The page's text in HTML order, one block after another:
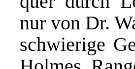
nur von Dr.
schwierige